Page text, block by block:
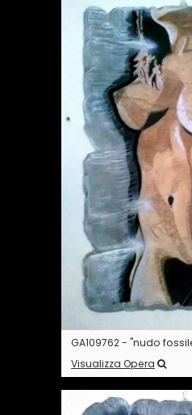
GA109762 - "nudo
Visualizza Opera